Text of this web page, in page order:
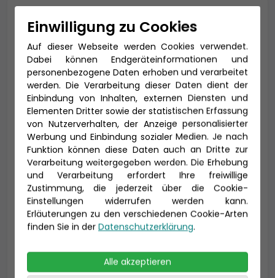
Anrede *
Titel
Vorname * Nachname *
E-Mail *
Telefon *
Einwilligung zu Cookies
Auf dieser Webseite werden Cookies verwendet.
Dabei können Endgeräteinformationen und
personenbezogene Daten erhoben und verarbeitet
werden. Die Verarbeitung dieser Daten dient der
Einbindung von Inhalten, externen Diensten und
Elementen Dritter sowie der statistischen Erfassung
von Nutzerverhalten, der Anzeige personalisierter
Werbung und Einbindung sozialer Medien. Je nach
Funktion können diese Daten auch an Dritte zur
Verarbeitung weitergegeben werden. Die Erhebung
und Verarbeitung erfordert Ihre freiwillige
Zustimmung, die jederzeit über die Cookie-
Einstellungen widerrufen werden kann.
Erläuterungen zu den verschiedenen Cookie-Arten
finden Sie in der Datenschutzerklärung.
Alle akzeptieren